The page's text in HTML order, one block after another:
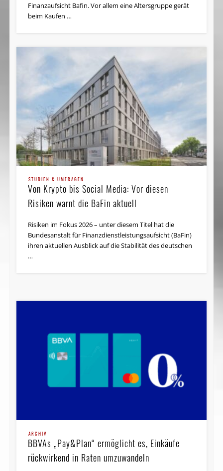
Finanzaufsicht Bafin. Vor allem eine Altersgruppe gerät
beim Kaufen …
STUDIEN & UMFRAGEN
Von Krypto bis Social Media: Vor diesen
Risiken warnt die BaFin aktuell
Risiken im Fokus 2026 – unter diesem Titel hat die
Bundesanstalt für Finanzdienstleistungsaufsicht (BaFin)
ihren aktuellen Ausblick auf die Stabilität des deutschen
…
ARCHIV
BBVAs „Pay&Plan“ ermöglicht es, Einkäufe
rückwirkend in Raten umzuwandeln